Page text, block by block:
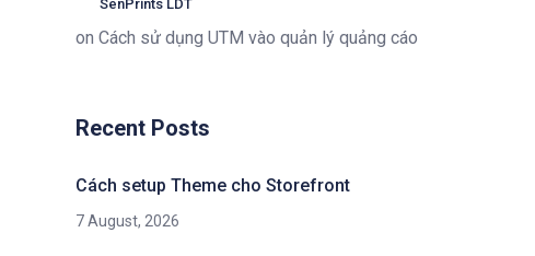
SenPrints LDT
on Cách sử dụng UTM vào quản lý quảng cáo
Recent Posts
Cách setup Theme cho Storefront
7 August, 2026